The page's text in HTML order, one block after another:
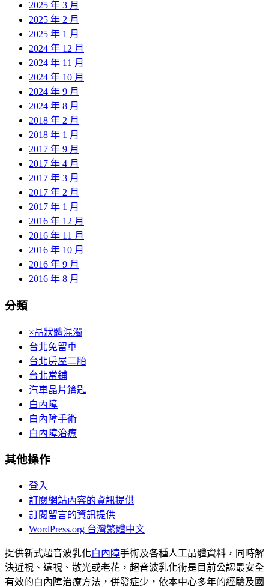
2025 年 3 月
2025 年 2 月
2025 年 1 月
2024 年 12 月
2024 年 11 月
2024 年 10 月
2024 年 9 月
2024 年 8 月
2018 年 2 月
2018 年 1 月
2017 年 9 月
2017 年 4 月
2017 年 3 月
2017 年 2 月
2017 年 1 月
2016 年 12 月
2016 年 11 月
2016 年 10 月
2016 年 9 月
2016 年 8 月
分類
×晶狀體混濁
台北免留車
台北房屋二胎
台北當鋪
汽車晶片鑰匙
白內障
白內障手術
白內障治療
其他操作
登入
訂閱網站內容的資訊提供
訂閱留言的資訊提供
WordPress.org 台灣繁體中文
提供新式超音波乳化白內障手術及各種人工晶體資料，同時解
決近視、遠視、散光或老花，超音波乳化術是目前公認最安全
有效的白內障治療方法，併發症少，依本中心多年的經驗及國